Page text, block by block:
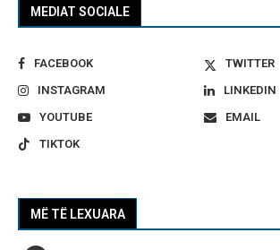
MEDIAT SOCIALE
FACEBOOK
TWITTER
INSTAGRAM
LINKEDIN
YOUTUBE
EMAIL
TIKTOK
MË TË LEXUARA